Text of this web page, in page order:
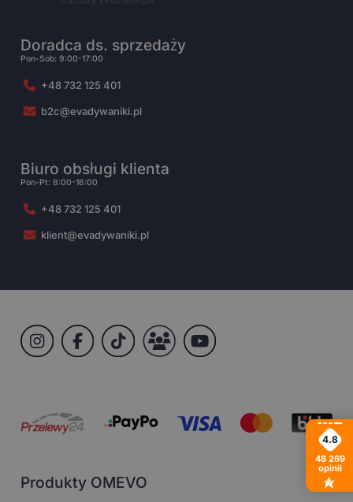
Doradca ds. sprzedaży
Pon-Sob: 9:00-17:00
+48 732 125 401
b2c@evadywaniki.pl
Biuro obsługi klienta
Pon-Pt: 8:00-16:00
+48 732 125 401
klient@evadywaniki.pl
Produkty OMEVO
4.8
48 269
opinii